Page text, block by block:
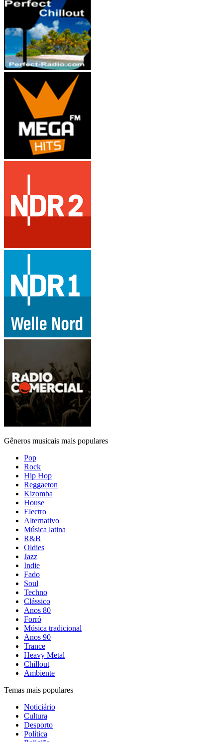
Gêneros musicais mais populares
Pop
Rock
Hip Hop
Reggaeton
Kizomba
House
Electro
Alternativo
Música latina
R&B
Oldies
Jazz
Indie
Fado
Soul
Techno
Clássico
Anos 80
Forró
Música tradicional
Anos 90
Trance
Heavy Metal
Chillout
Ambiente
Temas mais populares
Noticiário
Cultura
Desporto
Política